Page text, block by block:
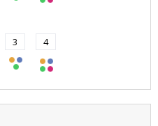
3 4